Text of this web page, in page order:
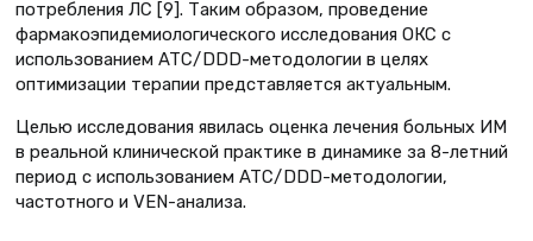
потребления ЛС [9]. Таким образом, проведение
фармакоэпидемиологического исследования ОКС с
использованием ATC/DDD-методологии в целях
оптимизации терапии представляется актуальным.
Целью исследования явилась оценка лечения больных ИМ
в реальной клинической практике в динамике за 8-летний
период с использованием ATC/DDD-методологии,
частотного и VEN-анализа.